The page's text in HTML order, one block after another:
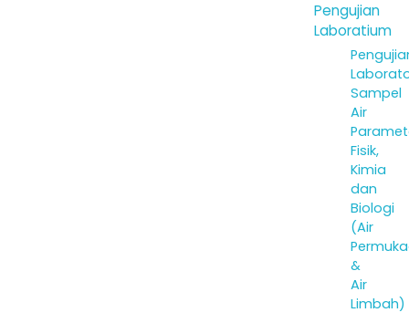
Pengujian
Laboratium
Sampel
Air
Fisik,
Kimia
dan
Biologi
(Air
&
Air
Limbah)